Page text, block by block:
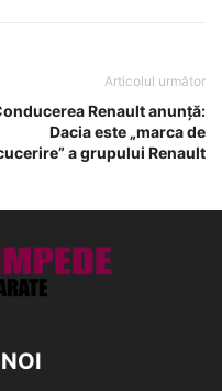
Articolul următor
Renault anunță:
Dacia este „marca de
a grupului Renault